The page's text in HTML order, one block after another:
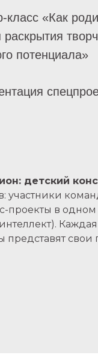
класс «Как
потенциала»
детский
участники
проекты в
свои